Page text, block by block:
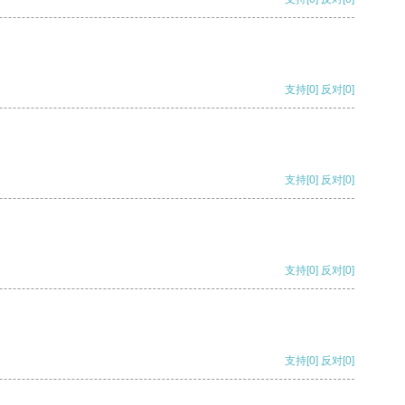
支持[0] 反对[0]
支持[0] 反对[0]
支持[0] 反对[0]
支持[0] 反对[0]